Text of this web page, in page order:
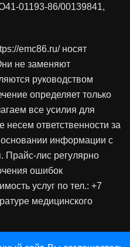
01193-86/00139841,
emc86.ru/ носят
не заменяют
руководством
определяет только
все усилия для
несем ответственности за
информации с
Прайс-лис регулярно
ошибок
услуг по тел.: +7
медицинского